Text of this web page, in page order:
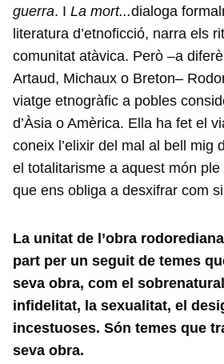
guerra. I La mort...dialoga
literatura d’etnoficció, narra els
comunitat atàvica. Però –a
Artaud, Michaux o Breton–
viatge etnogràfic a pobles
d’Àsia o Amèrica. Ella ha fet el
coneix l’elixir del mal al bell mig
el totalitarisme a aquest món
que ens obliga a desxifrar com
La unitat de l’obra
part per un seguit de temes
seva obra, com el
infidelitat, la sexualitat, el
incestuoses. Són temes que
seva obra.